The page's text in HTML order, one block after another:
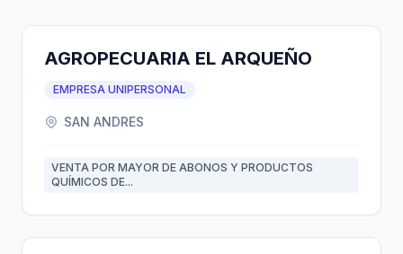
AGROPECUARIA EL ARQUEÑO
EMPRESA UNIPERSONAL
SAN ANDRES
VENTA POR MAYOR DE ABONOS Y PRODUCTOS
QUÍMICOS DE...